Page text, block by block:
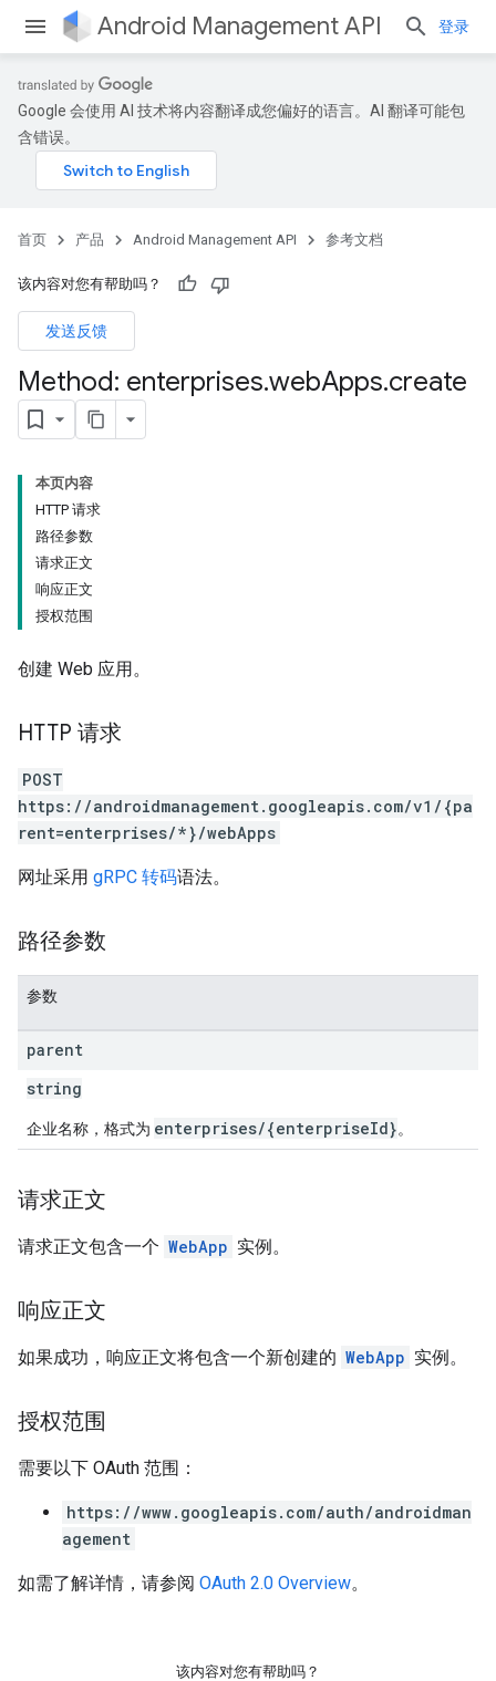
Android Management API 登录
Google 会使用 AI 技术将内容翻译成您偏好的语言。AI 翻译可能包
含错误。
首页 产品 Android Management API 参考文档
该内容对您有帮助吗？
发送反馈
Method: enterprises.webApps.create
本页内容
HTTP 请求
路径参数
请求正文
响应正文
授权范围
创建 Web 应用。
HTTP 请求
POST
https://androidmanagement.googleapis.com/v1/{pa
rent=enterprises/*}/webApps
网址采用 gRPC 转码语法。
路径参数
参数
parent
string
企业名称，格式为 enterprises/{enterpriseId}。
请求正文
请求正文包含一个 WebApp 实例。
响应正文
如果成功，响应正文将包含一个新创建的 WebApp 实例。
授权范围
需要以下 OAuth 范围：
https://www.googleapis.com/auth/androidman
agement
如需了解详情，请参阅 OAuth 2.0 Overview。
该内容对您有帮助吗？